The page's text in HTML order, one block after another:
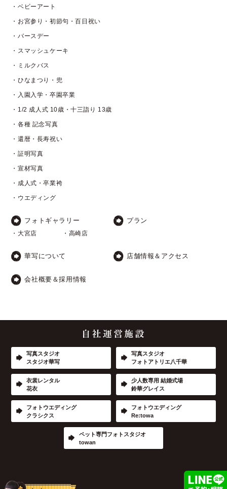
・ベビーアート
・お宮参り・初節句・百日祝い
・バースデー
・スマッシュケーキ
・ミルクバス
・ひなまつり・兜
・入園入学・卒園卒業
・1/2 成人式 10歳・十三詣り 13歳
・各種 記念写真
・還暦・長寿祝い
・証明写真
・宣材写真
・成人式・卒業袴
・ウエディング
フォトギャラリー
・大宮店 ・高崎店
プラン
華写について 店舗情報＆アクセス
会社概要＆採用情報
写真スタジオ
スタジオ華写
写真スタジオ
フォトアトリエ八千華
衣裳レンタル
花衣
少人数専用 結婚式場
鈴華グレイス
フォトウエディング
クラシクス
フォトウエディング
Re:towa
ペット専門フォトスタジオ
towan